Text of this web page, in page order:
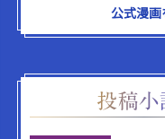
公式漫画